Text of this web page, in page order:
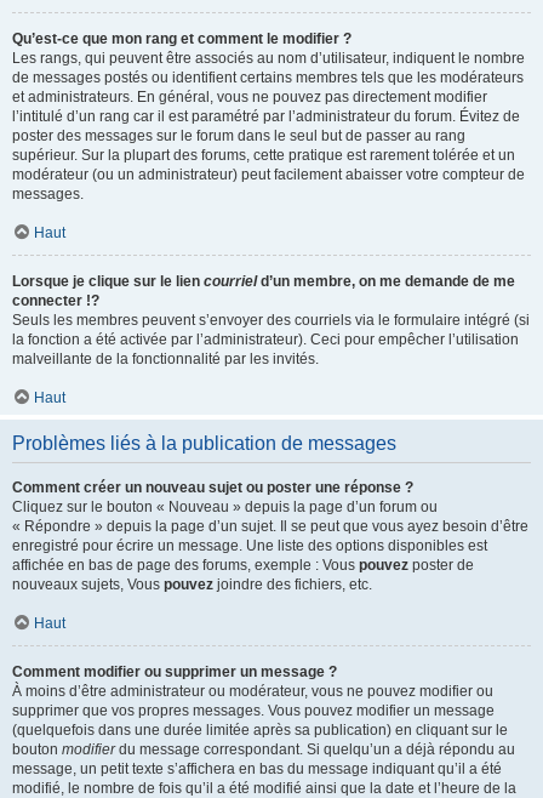
Qu’est-ce que mon rang et comment le modifier ?
Les rangs, qui peuvent être associés au nom d’utilisateur, indiquent le nombre
de messages postés ou identifient certains membres tels que les modérateurs
et administrateurs. En général, vous ne pouvez pas directement modifier
l’intitulé d’un rang car il est paramétré par l’administrateur du forum. Évitez de
poster des messages sur le forum dans le seul but de passer au rang
supérieur. Sur la plupart des forums, cette pratique est rarement tolérée et un
modérateur (ou un administrateur) peut facilement abaisser votre compteur de
messages.
Haut
Lorsque je clique sur le lien courrield’un membre, on me demande de me
connecter !?
Seuls les membres peuvent s’envoyer des courriels via le formulaire intégré (si
la fonction a été activée par l’administrateur). Ceci pour empêcher l’utilisation
malveillante de la fonctionnalité par les invités.
Haut
Problèmes liés à la publication de messages
Comment créer un nouveau sujet ou poster une réponse ?
Cliquez sur le bouton « Nouveau » depuis la page d’un forum ou
« Répondre » depuis la page d’un sujet. Il se peut que vous ayez besoin d’être
enregistré pour écrire un message. Une liste des options disponibles est
affichée en bas de page des forums, exemple : Vous pouvez poster de
nouveaux sujets, Vous pouvez joindre des fichiers, etc.
Haut
Comment modifier ou supprimer un message ?
À moins d’être administrateur ou modérateur, vous ne pouvez modifier ou
supprimer que vos propres messages. Vous pouvez modifier un message
(quelquefois dans une durée limitée après sa publication) en cliquant sur le
bouton modifierdu message correspondant. Si quelqu’un a déjà répondu au
message, un petit texte s’affichera en bas du message indiquant qu’il a été
modifié, le nombre de fois qu’il a été modifié ainsi que la date et l’heure de la